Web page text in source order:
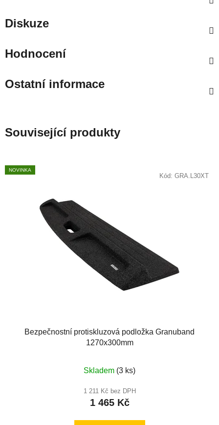
Diskuze
Hodnocení
Ostatní informace
Související produkty
NOVINKA
Bezpečnostní protiskluzová podložka Granuband
1270x300mm
Skladem (3 ks)
1 211 Kč bez DPH
1 465 Kč
Kód: GRA.L30XT